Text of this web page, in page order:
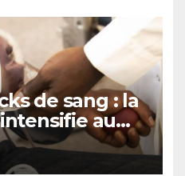
de sang : la
au